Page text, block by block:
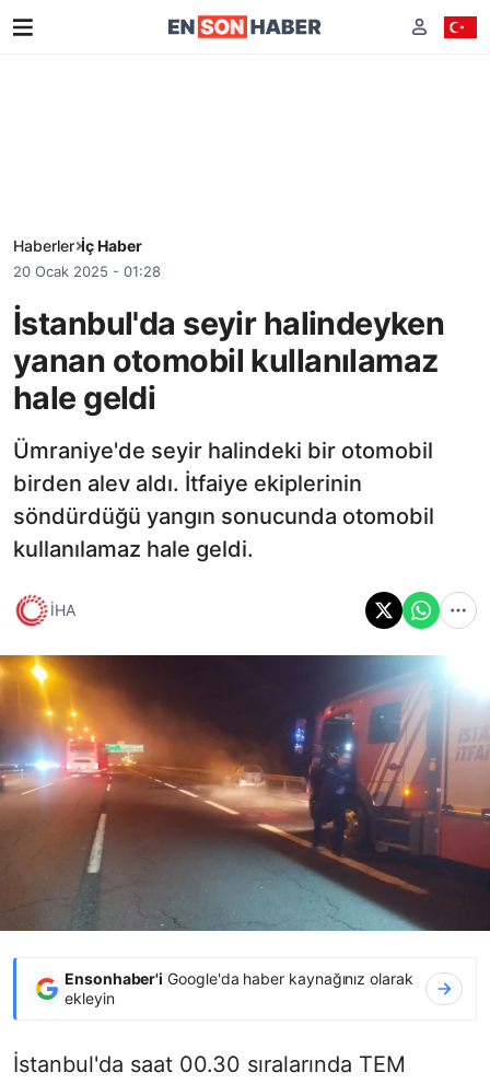
Haberler İç Haber
20 Ocak 2025 - 01:28
İstanbul'da seyir halindeyken
yanan otomobil kullanılamaz
hale geldi
Ümraniye'de seyir halindeki bir otomobil
birden alev aldı. İtfaiye ekiplerinin
söndürdüğü yangın sonucunda otomobil
kullanılamaz hale geldi.
İHA
Ensonhaber'i Google'da haber kaynağınız olarak
ekleyin
İstanbul'da saat 00.30 sıralarında TEM